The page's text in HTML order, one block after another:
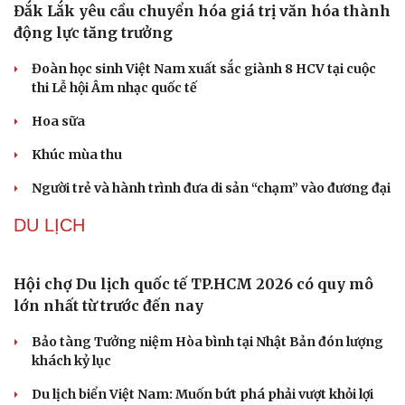
giao tranh với Iran
Phê duyệt Kế hoạch bồi dưỡng kiến thức quốc phòng và
Bế mạc Vòng Chung kết Hội thao Công an Nhân dân
VĂN HÓA
động lực tăng trưởng
thi Lễ hội Âm nhạc quốc tế
Hoa sữa
Khúc mùa thu
Người trẻ và hành trình đưa di sản “chạm” vào đương đại